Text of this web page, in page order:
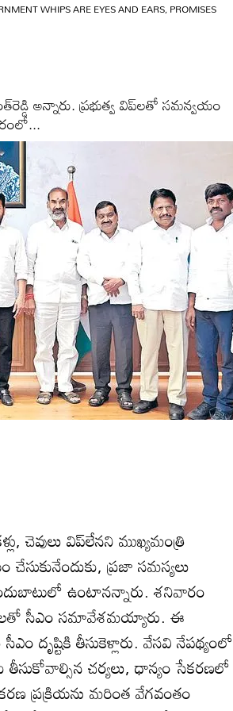
WHIPS ARE EYES AND EARS, PROMISES
అన్నారు. ప్రభుత్వ విప్‌లతో సమన్వయం
చెవులు విప్‌లేనని ముఖ్యమంత్రి
ప్రజా సమస్యలు
ఉంటానన్నారు. శనివారం
సీఎం సమావేశమయ్యారు. ఈ
దృష్టికి తీసుకెళ్లారు. వేసవి నేపథ్యంలో
చర్యలు, ధాన్యం సేకరణలో
ప్రక్రియను మరింత వేగవంతం